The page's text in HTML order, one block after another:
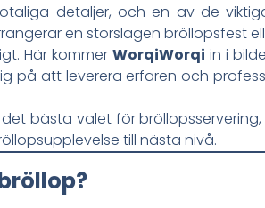
detaljer, och en av de
en storslagen bröllopsfest
Här kommer WorqiWorqi in i
på att leverera erfaren och
bästa valet för
till nästa nivå.